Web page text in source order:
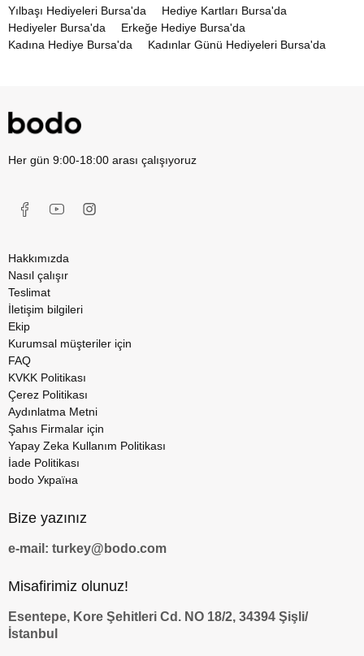
Yılbaşı Hediyeleri Bursa'da
Hediye Kartları Bursa'da
Hediyeler Bursa'da
Erkeğe Hediye Bursa'da
Kadına Hediye Bursa'da
Kadınlar Günü Hediyeleri Bursa'da
Her gün 9:00-18:00 arası çalışıyoruz
Hakkımızda
Nasıl çalışır
Teslimat
İletişim bilgileri
Ekip
Kurumsal müşteriler için
FAQ
KVKK Politikası
Çerez Politikası
Aydınlatma Metni
Şahıs Firmalar için
Yapay Zeka Kullanım Politikası
İade Politikası
bodo Україна
Bize yazınız
e-mail: turkey@bodo.com
Misafirimiz olunuz!
Esentepe, Kore Şehitleri Cd. NO 18/2, 34394 Şişli/
İstanbul